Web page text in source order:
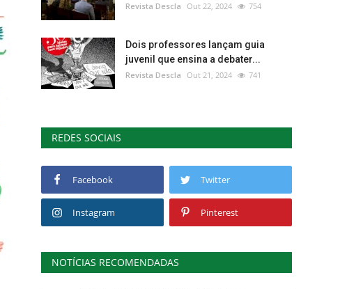
Revista Descla Out 22, 2024 754
Dois professores lançam guia
juvenil que ensina a debater...
Revista Descla Out 21, 2024 741
REDES SOCIAIS
Facebook Twitter
Instagram Pinterest
NOTÍCIAS RECOMENDADAS